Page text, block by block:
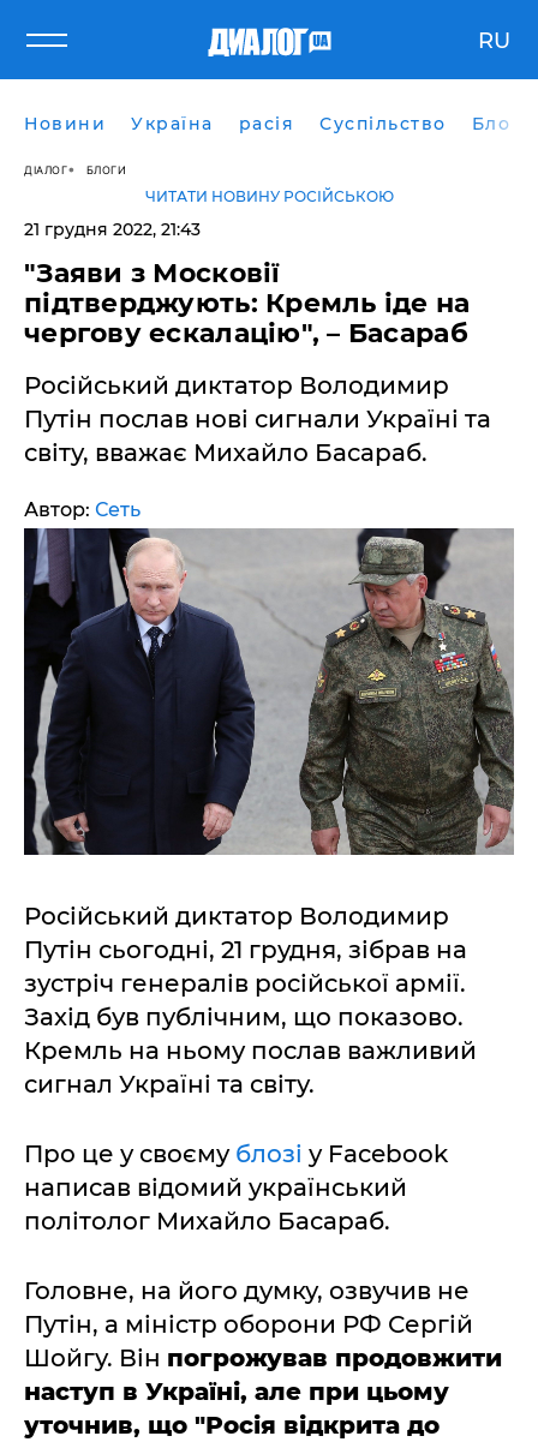
RU
Новини Україна расія Суспільство Блоги
ДІАЛОГ БЛОГИ
ЧИТАТИ НОВИНУ РОСІЙСЬКОЮ
21 грудня 2022, 21:43
"Заяви з Московії
підтверджують: Кремль іде на
чергову ескалацію", – Басараб
Російський диктатор Володимир
Путін послав нові сигнали Україні та
світу, вважає Михайло Басараб.
Автор: Сеть
Російський диктатор Володимир
Путін сьогодні, 21 грудня, зібрав на
зустріч генералів російської армії.
Захід був публічним, що показово.
Кремль на ньому послав важливий
сигнал Україні та світу.
Про це у своєму блозі у Facebook
написав відомий український
політолог Михайло Басараб.
Головне, на його думку, озвучив не
Путін, а міністр оборони РФ Сергій
Шойгу. Він погрожував продовжити
наступ в Україні, але при цьому
уточнив, що "Росія відкрита до